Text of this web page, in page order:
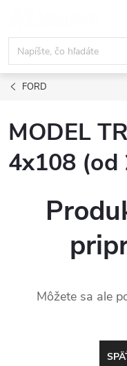
obsah
FORD
MODEL
4x108 (od
Môžete sa ale